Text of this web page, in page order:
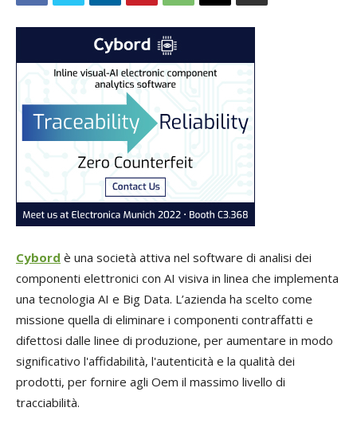
Cybord è una società attiva nel software di analisi dei
componenti elettronici con AI visiva in linea che implementa
una tecnologia AI e Big Data. L’azienda ha scelto come
missione quella di eliminare i componenti contraffatti e
difettosi dalle linee di produzione, per aumentare in modo
significativo l'affidabilità, l'autenticità e la qualità dei
prodotti, per fornire agli Oem il massimo livello di
tracciabilità.